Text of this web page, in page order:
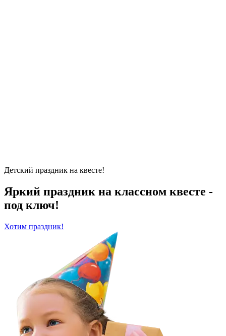
Детский праздник на квесте!
Яркий праздник на классном квесте -
под ключ!
Хотим праздник!